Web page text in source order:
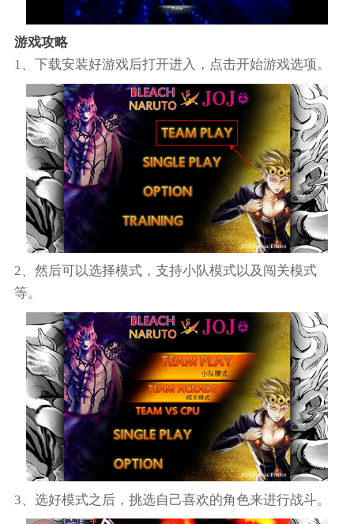
游戏攻略
1、下载安装好游戏后打开进入，点击开始游戏选项。
2、然后可以选择模式，支持小队模式以及闯关模式
等。
3、选好模式之后，挑选自己喜欢的角色来进行战斗。